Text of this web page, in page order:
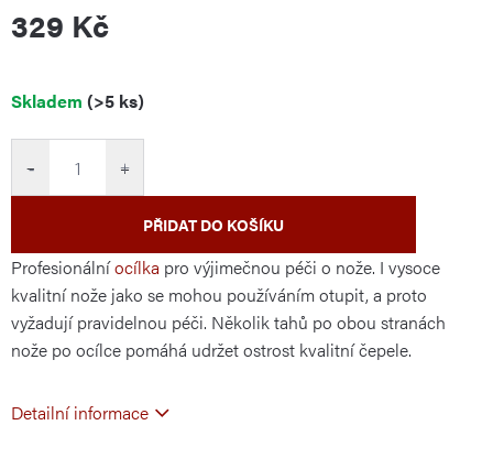
329 Kč
Měrná
Skladem (>5 ks)
+
−
PŘIDAT DO KOŠÍKU
Profesionálníocílka pro výjimečnou péči o nože. I vysoce
kvalitní nože jako se mohou používáním otupit, a proto
vyžadují pravidelnou péči. Několik tahů po obou stranách
nože po ocílce pomáhá udržet ostrost kvalitní čepele.
Detailní informace